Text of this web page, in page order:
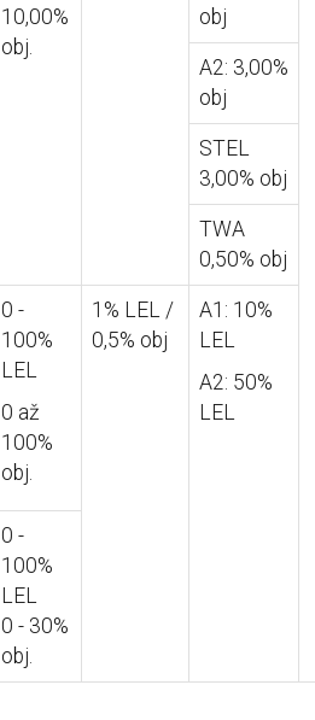
10,00%
obj.
obj
A2: 3,00%
obj
STEL
3,00% obj
TWA
0,50% obj
0 -
100%
LEL
0 až
100%
obj.
1% LEL /
0,5% obj
A1: 10%
LEL
A2: 50%
LEL
0 -
100%
LEL
0 - 30%
obj.